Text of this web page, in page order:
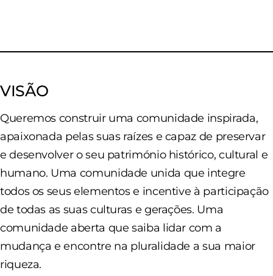
VISÃO
Queremos construir uma comunidade inspirada,
apaixonada pelas suas raízes e capaz de preservar
e desenvolver o seu património histórico, cultural e
humano. Uma comunidade unida que integre
todos os seus elementos e incentive à participação
de todas as suas culturas e gerações. Uma
comunidade aberta que saiba lidar com a
mudança e encontre na pluralidade a sua maior
riqueza.